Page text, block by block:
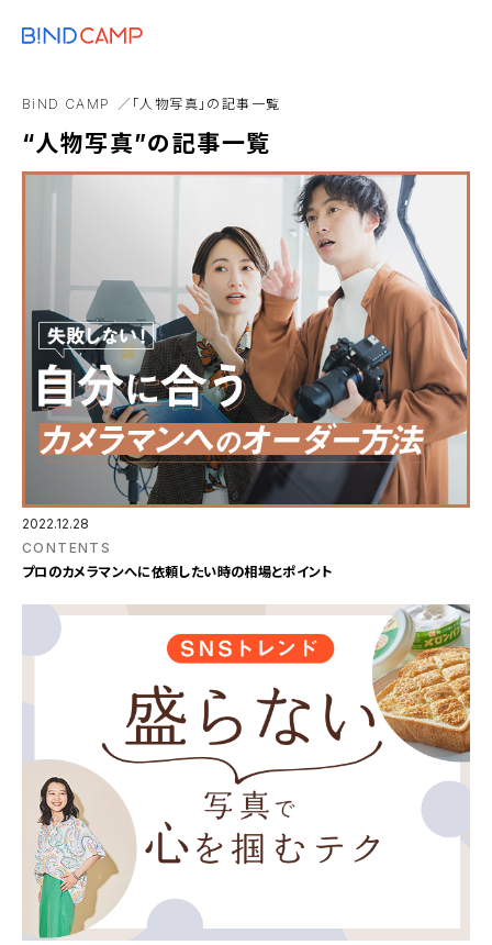
デスクトップアプリ
パフォーマンス
BiND CAMP 「人物写真」の記事一覧
“人物写真”の記事一覧
2022.12.28
CONTENTS
プロのカメラマンへに依頼したい時の相場とポイント